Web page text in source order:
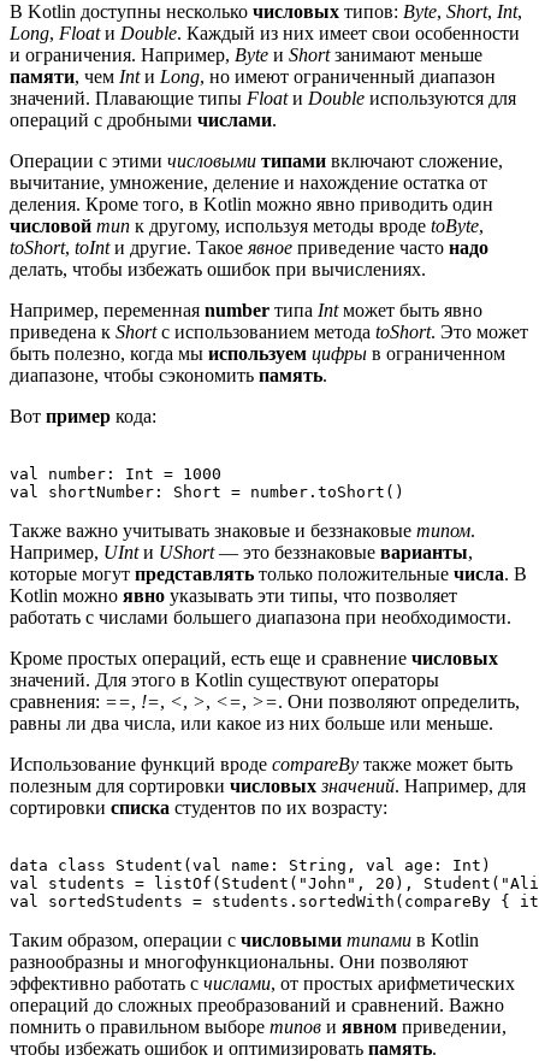
В Kotlin доступны несколько числовых типов: Byte, Short, Int,
Long, Floatи Double. Каждый из них имеет свои особенности
и ограничения. Например, Byte и Shortзанимают меньше
памяти, чем Intи Long, но имеют ограниченный диапазон
значений. Плавающие типы Floatи Double используются для
операций с дробными числами.
Операции с этими числовыми типами включают сложение,
вычитание, умножение, деление и нахождение остатка от
деления. Кроме того, в Kotlin можно явно приводить один
числовой тип к другому, используя методы вроде toByte,
toShort, toIntи другие. Такое явное приведение часто надо
делать, чтобы избежать ошибок при вычислениях.
Например, переменная number типа Intможет быть явно
приведена к Shortс использованием метода toShort. Это может
быть полезно, когда мы используем цифры в ограниченном
диапазоне, чтобы сэкономить память.
Вот пример кода:
val number: Int = 1000
Также важно учитывать знаковые и беззнаковые типом.
Например, UIntи UShort— это беззнаковые варианты,
которые могут представлять только положительные числа. В
Kotlin можно явно указывать эти типы, что позволяет
работать с числами большего диапазона при необходимости.
Кроме простых операций, есть еще и сравнение числовых
значений. Для этого в Kotlin существуют операторы
сравнения: ==, !=, <, >, <=, >=. Они позволяют определить,
равны ли два числа, или какое из них больше или меньше.
Использование функций вроде compareBy также может быть
полезным для сортировки числовых значений. Например, для
сортировки списка студентов по их возрасту:
data class Student(val name: String, val age: Int)
val students = listOf(Student("John", 20),
Таким образом, операции с числовыми типами в Kotlin
разнообразны и многофункциональны. Они позволяют
эффективно работать с числами, от простых арифметических
операций до сложных преобразований и сравнений. Важно
помнить о правильном выборе типов и явном приведении,
чтобы избежать ошибок и оптимизировать память.